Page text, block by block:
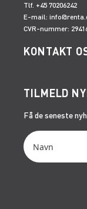
Tlf. +45 70206242
E-mail:
CVR-nummer:
KONTAKT
TILMELD
Få de seneste